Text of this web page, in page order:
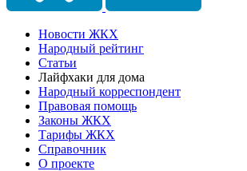
Новости ЖКХ
Народный рейтинг
Статьи
Лайфхаки для дома
Народный корреспондент
Правовая помощь
Законы ЖКХ
Тарифы ЖКХ
Справочник
О проекте